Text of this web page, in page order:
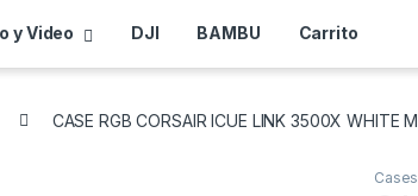
y Video DJI BAMBU Carrito
CASE RGB CORSAIR ICUE LINK 3500X WHITE
Cases